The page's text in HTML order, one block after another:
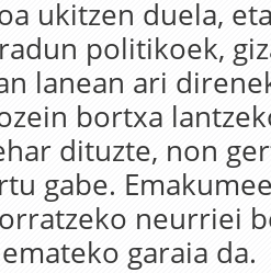
ukitzen duela,
politikoek,
lanean ari
bortxa
dituzte, non
gabe.
neurriei
garaia da.